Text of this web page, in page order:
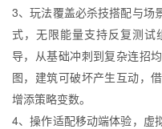
3、玩法覆盖必杀技搭配与场
式，无限能量支持反复测试
导，从基础冲刺到复杂连招
图，建筑可破坏产生互动，
增添策略变数。
4、操作适配移动端体验，虚